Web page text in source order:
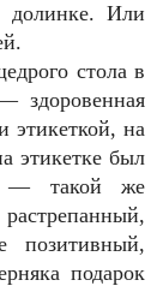
долинке. Или
стола в
здоровенная
этикеткой, на
этикетке был
— такой же
позитивный,
подарок